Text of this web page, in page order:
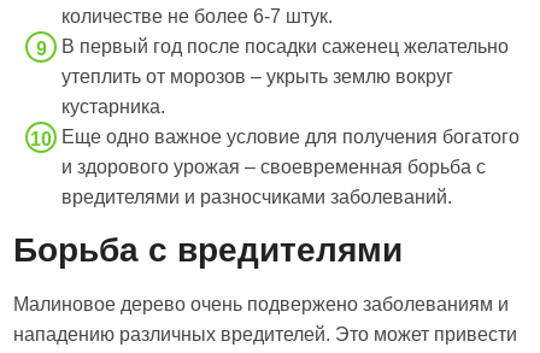
количестве не более 6-7 штук.
В первый год после посадки саженец желательно
утеплить от морозов – укрыть землю вокруг
кустарника.
Еще одно важное условие для получения богатого
и здорового урожая – своевременная борьба с
вредителями и разносчиками заболеваний.
Борьба с вредителями
Малиновое дерево очень подвержено заболеваниям и
нападению различных вредителей. Это может привести